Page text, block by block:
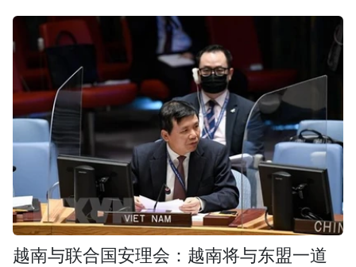
越南与联合国安理会：越南将与东盟一道